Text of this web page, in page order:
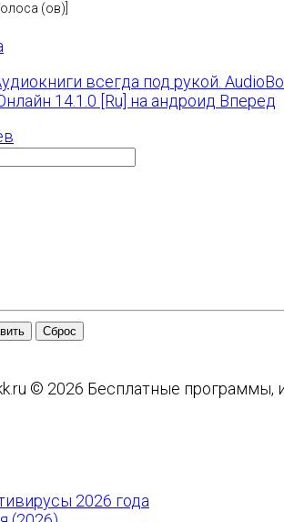
(ов)]
всегда под рукой.
14.1.0 [Ru] на андроид Вперед
Сброс
© 2026 Бесплатные
2026 года